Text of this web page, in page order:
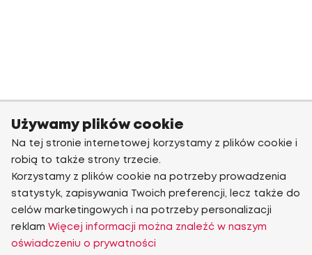
Używamy plików cookie
Na tej stronie internetowej korzystamy z plików cookie i
robią to także strony trzecie.
Korzystamy z plików cookie na potrzeby prowadzenia
statystyk, zapisywania Twoich preferencji, lecz także do
celów marketingowych i na potrzeby personalizacji
reklam Więcej informacji można znaleźć w naszym
oświadczeniu o prywatności